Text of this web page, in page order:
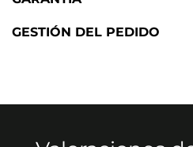
GESTIÓN DEL PEDIDO